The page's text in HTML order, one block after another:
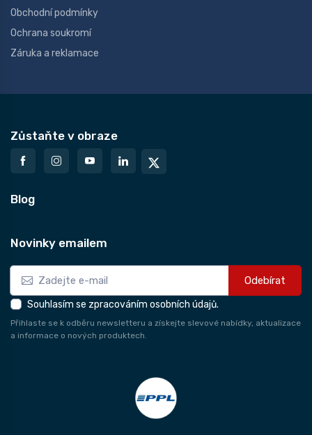
Obchodní podmínky
Ochrana soukromí
Záruka a reklamace
Zůstaňte v obraze
Blog
Novinky emailem
Odebírat
Souhlasím se zpracováním osobních údajů.
Přihlaste se k odběru newsletteru a získejte slevové nabídky, aktualizace
a informace o nových produktech.